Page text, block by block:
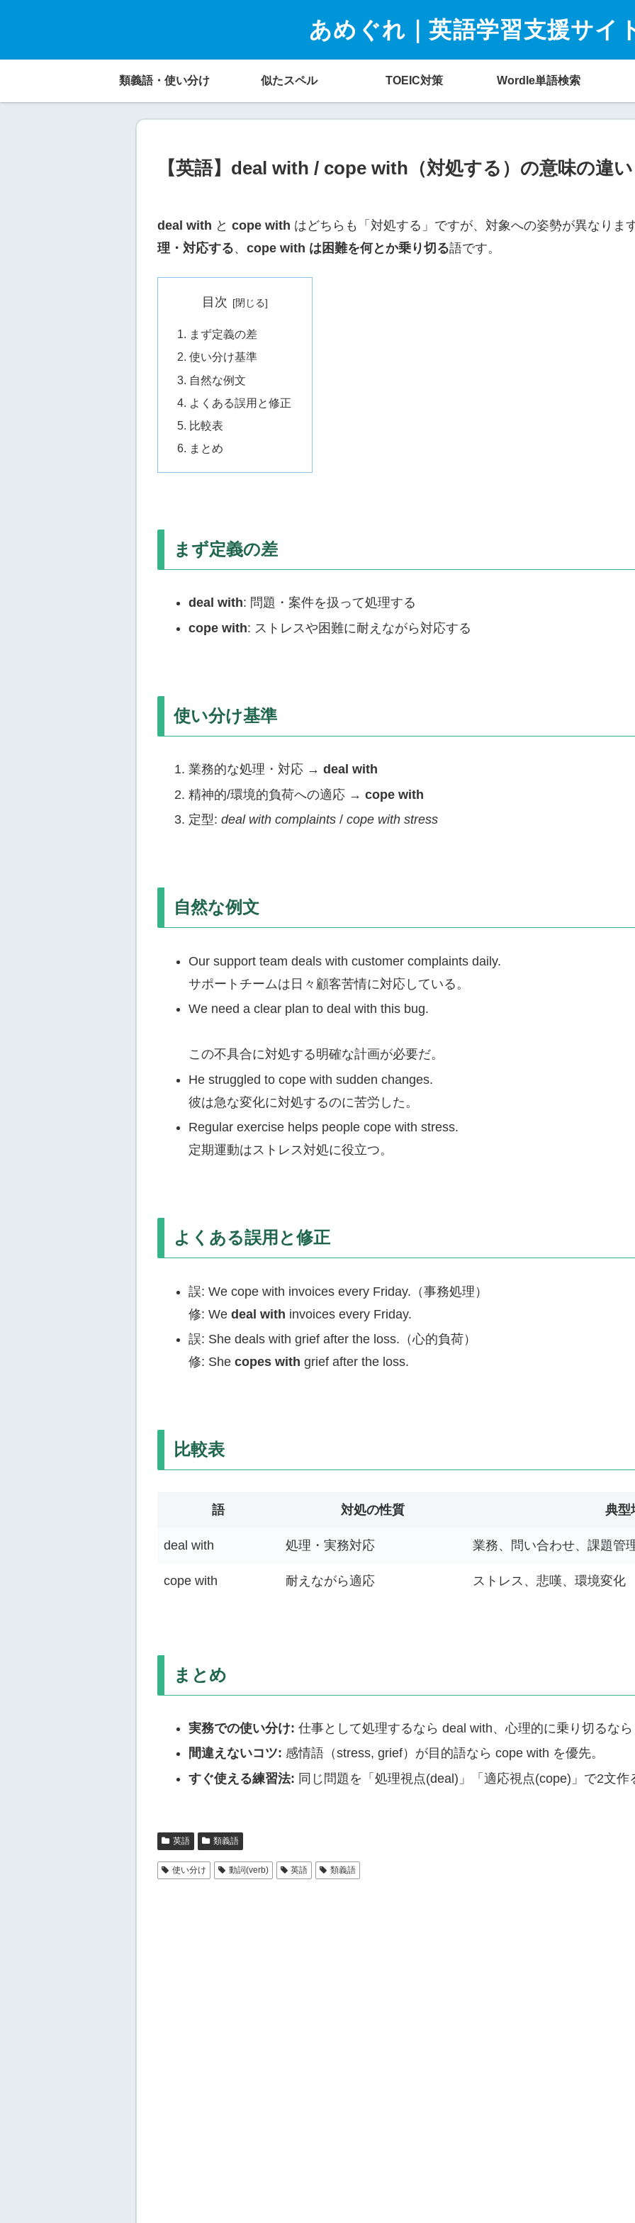
あめぐれ｜英語学習支援サイ
類義語・使い分け 似たスペル TOEIC対策 Wordle単語検索
【英語】deal with / cope with（対処する）の意味の違
deal with と cope with はどちらも「対処する」ですが、対象への姿勢が異なりま
理・対応する、 cope with は困難を何とか乗り切る語です。
目次
まず定義の差
使い分け基準
自然な例文
よくある誤用と修正
比較表
まとめ
まず定義の差
deal with: 問題・案件を扱って処理する
cope with: ストレスや困難に耐えながら対応する
使い分け基準
業務的な処理・対応 → deal with
精神的/環境的負荷への適応 → cope with
定型: deal with complaints/ cope with stress
自然な例文
Our support team deals with customer complaints daily.
サポートチームは日々顧客苦情に対応している。
We need a clear plan to deal with this bug.
この不具合に対処する明確な計画が必要だ。
He struggled to cope with sudden changes.
彼は急な変化に対処するのに苦労した。
Regular exercise helps people cope with stress.
定期運動はストレス対処に役立つ。
よくある誤用と修正
誤: We cope with invoices every Friday.（事務処理）
修: We deal with invoices every Friday.
誤: She deals with grief after the loss.（心的負荷）
修: She copes with grief after the loss.
比較表
語 対処の性質 典型
deal with 処理・実務対応 業務、問い合わせ、課題管
cope with 耐えながら適応 ストレス、悲嘆、環境変化
まとめ
実務での使い分け: 仕事として処理するなら deal with、心理的に乗り切るな
間違えないコツ: 感情語（stress, grief）が目的語なら cope with を優先。
すぐ使える練習法: 同じ問題を「処理視点(deal)」「適応視点(cope)」で2文作
英語 類義語
使い分け 動詞(verb) 英語 類義語